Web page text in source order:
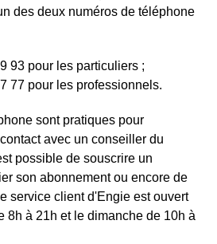
des deux numéros de téléphone
93 pour les particuliers ;
77 pour les professionnels.
sont pratiques pour
avec un conseiller du
possible de souscrire un
son abonnement ou encore de
service client d'Engie est ouvert
8h à 21h et le dimanche de 10h à